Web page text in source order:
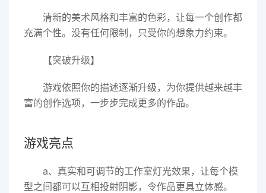
清新的美术风格和丰富的色彩，让每一个创作都
充满个性。没有任何限制，只受你的想象力约束。
【突破升级】
游戏依照你的描述逐渐升级，为你提供越来越丰
富的创作选项，一步步完成更多的作品。
游戏亮点
a、真实和可调节的工作室灯光效果，让每个模
型之间都可以互相投射阴影，令作品更具立体感。